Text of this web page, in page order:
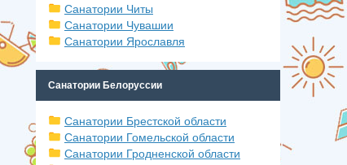
Санатории Читы
Санатории Чувашии
Санатории Ярославля
Санатории Белоруссии
Санатории Брестской области
Санатории Гомельской области
Санатории Гродненской области